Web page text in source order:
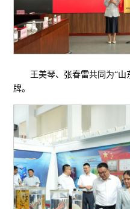
王美琴、张春雷共同为“
牌。